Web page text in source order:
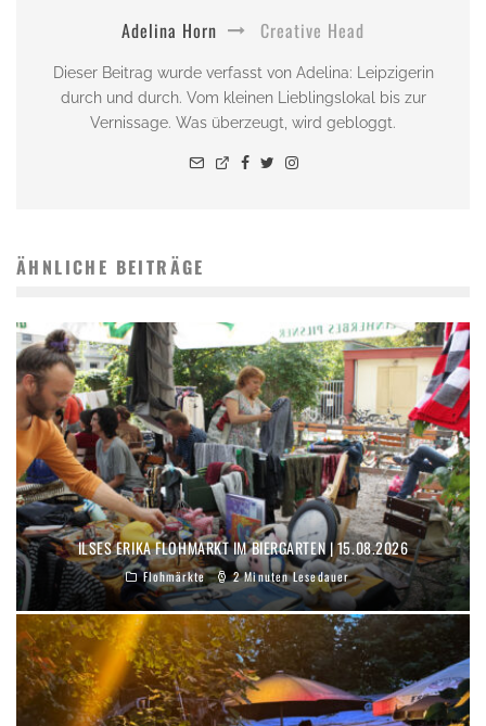
Adelina Horn Creative Head
Dieser Beitrag wurde verfasst von Adelina: Leipzigerin
durch und durch. Vom kleinen Lieblingslokal bis zur
Vernissage. Was überzeugt, wird gebloggt.
ÄHNLICHE BEITRÄGE
ILSES ERIKA FLOHMARKT IM BIERGARTEN | 15.08.2026
Flohmärkte 2 Minuten Lesedauer